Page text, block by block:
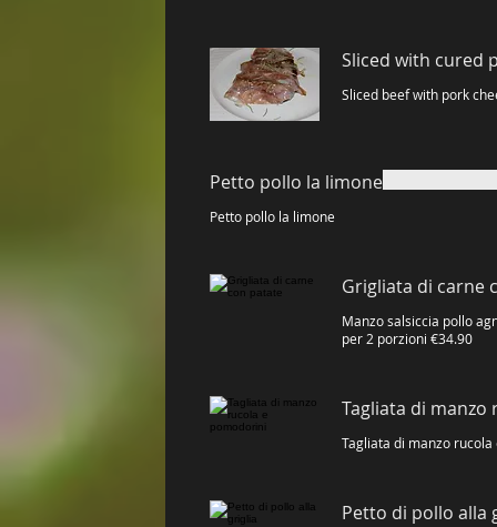
Sliced ​​with cured
Sliced ​​beef with pork
Petto pollo la limone
Petto pollo la limone
Grigliata di carne
Manzo salsiccia pollo
per 2 porzioni €34.90
Tagliata di
Petto di pollo alla